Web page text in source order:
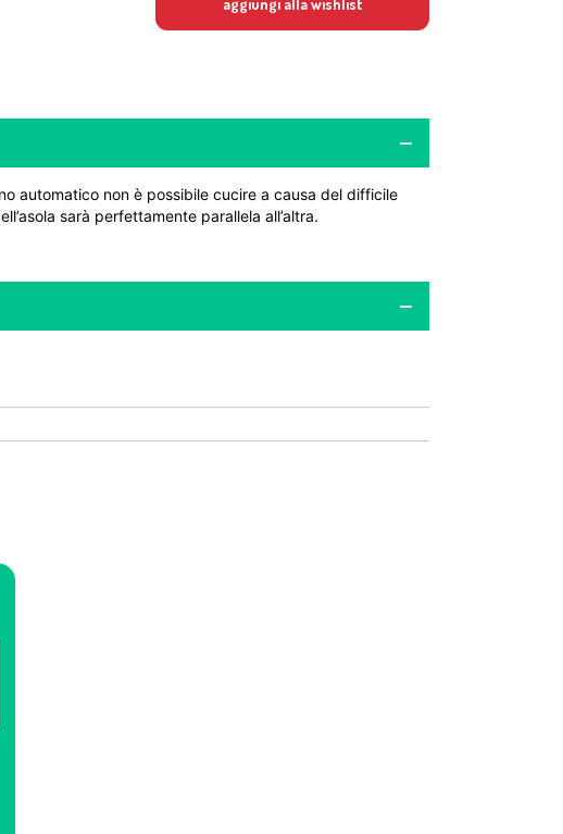
aggiungi alla wishlist
automatico non è possibile cucire a causa del difficile
sarà perfettamente parallela all’altra.